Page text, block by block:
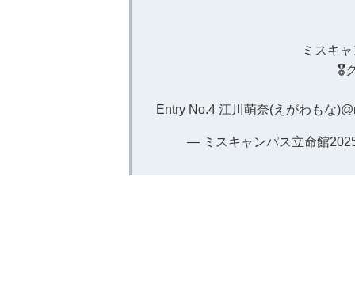
ミスキ
🎖️
Entry No.4 江川萌奈(えがわもな)
— ミスキャンパス立命館